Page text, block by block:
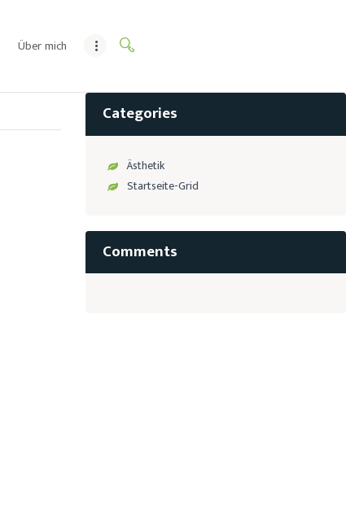
Über mich
Categories
Ästhetik
Startseite-Grid
Comments